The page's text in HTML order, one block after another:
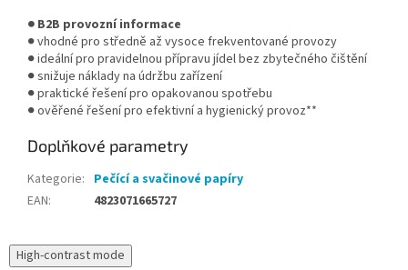
● B2B provozní informace
● vhodné pro středně až vysoce frekventované provozy
● ideální pro pravidelnou přípravu jídel bez zbytečného čištění
● snižuje náklady na údržbu zařízení
● praktické řešení pro opakovanou spotřebu
● ověřené řešení pro efektivní a hygienický provoz**
Doplňkové parametry
Kategorie: Pečící a svačinové papíry
EAN: 4823071665727
High-contrast mode